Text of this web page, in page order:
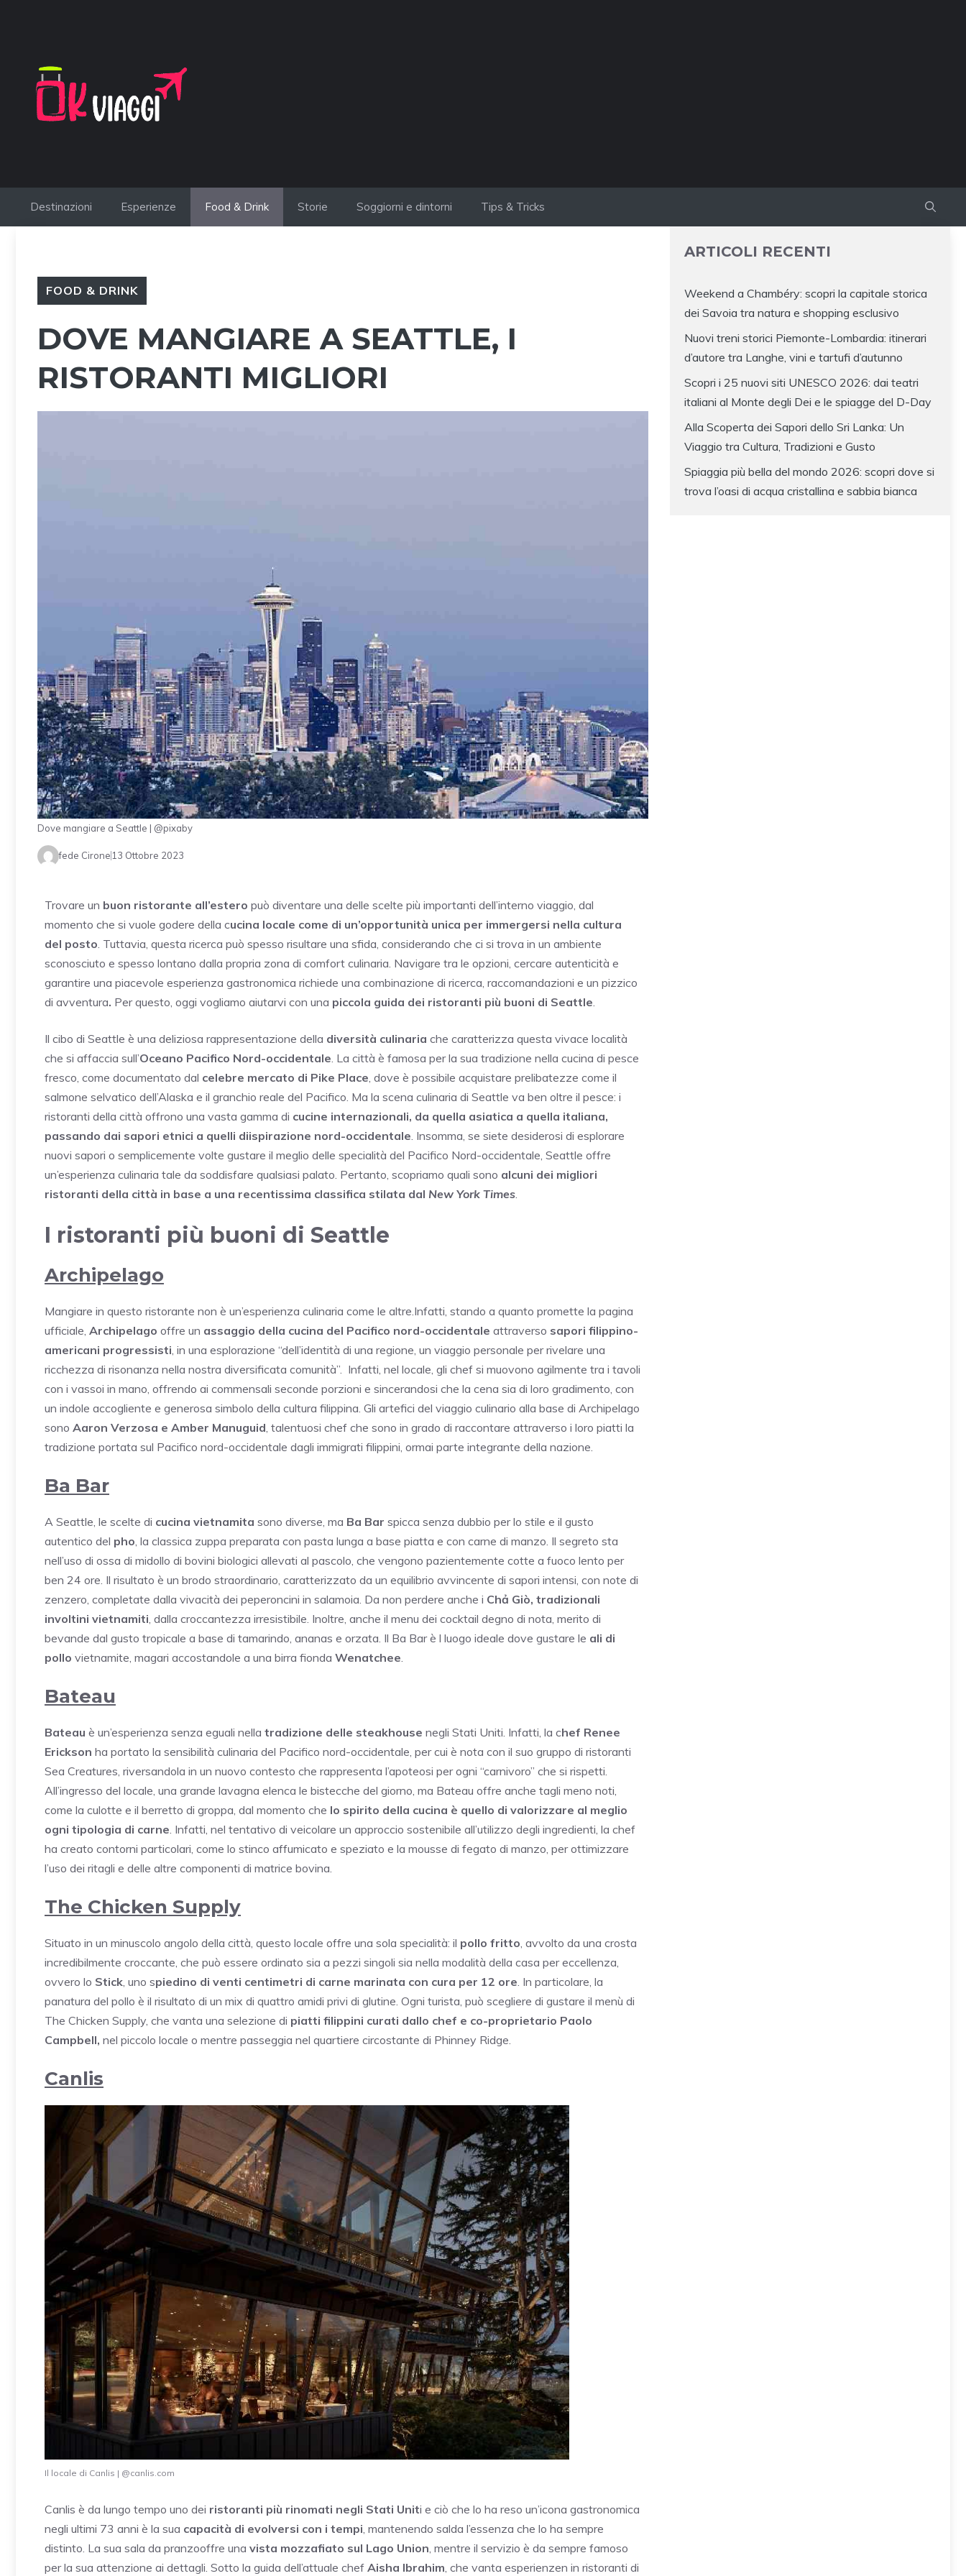
Destinazioni Esperienze Food & Drink Storie Soggiorni e dintorni Tips & Tricks
FOOD & DRINK
DOVE MANGIARE A SEATTLE, I
RISTORANTI MIGLIORI
Dove mangiare a Seattle | @pixaby
fede Cirone13 Ottobre 2023
Trovare un buon ristorante all’estero può diventare una delle scelte più importanti dell’interno viaggio, dal
momento che si vuole godere della cucina locale come di un’opportunità unica per immergersi nella cultura
del posto . Tuttavia, questa ricerca può spesso risultare una sfida, considerando che ci si trova in un ambiente
sconosciuto e spesso lontano dalla propria zona di comfort culinaria. Navigare tra le opzioni, cercare autenticità e
garantire una piacevole esperienza gastronomica richiede una combinazione di ricerca, raccomandazioni e un pizzico
di avventura. Per questo, oggi vogliamo aiutarvi con una piccola guida dei ristoranti più buoni di Seattle
Il cibo di Seattle è una deliziosa rappresentazione della diversità culinaria che caratterizza questa vivace località
che si affaccia sull’Oceano Pacifico Nord-occidentale . La città è famosa per la sua tradizione nella cucina di pesce
fresco, come documentato dal celebre mercato di Pike Place , dove è possibile acquistare prelibatezze come il
salmone selvatico dell’Alaska e il granchio reale del Pacifico. Ma la scena culinaria di Seattle va ben oltre il pesce: i
ristoranti della città offrono una vasta gamma di cucine internazionali, da quella asiatica a quella italiana,
passando dai sapori etnici a quelli diispirazione nord-occidentale . Insomma, se siete desiderosi di esplorare
nuovi sapori o semplicemente volte gustare il meglio delle specialità del Pacifico Nord-occidentale, Seattle offre
un’esperienza culinaria tale da soddisfare qualsiasi palato. Pertanto, scopriamo quali sono alcuni dei migliori
ristoranti della città in base a una recentissima classifica stilata dal New York Times
I ristoranti più buoni di Seattle
Archipelago
Mangiare in questo ristorante non è un’esperienza culinaria come le altre.Infatti, stando a quanto promette la pagina
ufficiale, Archipelago offre un assaggio della cucina del Pacifico nord-occidentale attraverso sapori filippino-
americani progressisti , in una esplorazione “dell’identità di una regione, un viaggio personale per rivelare una
ricchezza di risonanza nella nostra diversificata comunità”. Infatti, nel locale, gli chef si muovono agilmente tra i tavoli
con i vassoi in mano, offrendo ai commensali seconde porzioni e sincerandosi che la cena sia di loro gradimento, con
un indole accogliente e generosa simbolo della cultura filippina. Gli artefici del viaggio culinario alla base di Archipelago
sono Aaron Verzosa e Amber Manuguid , talentuosi chef che sono in grado di raccontare attraverso i loro piatti la
tradizione portata sul Pacifico nord-occidentale dagli immigrati filippini, ormai parte integrante della nazione.
Ba Bar
A Seattle, le scelte di cucina vietnamita sono diverse, ma Ba Bar spicca senza dubbio per lo stile e il gusto
autentico del pho , la classica zuppa preparata con pasta lunga a base piatta e con carne di manzo. Il segreto sta
nell’uso di ossa di midollo di bovini biologici allevati al pascolo, che vengono pazientemente cotte a fuoco lento per
ben 24 ore. Il risultato è un brodo straordinario, caratterizzato da un equilibrio avvincente di sapori intensi, con note di
zenzero, completate dalla vivacità dei peperoncini in salamoia. Da non perdere anche i Chả Giò, tradizionali
involtini vietnamiti , dalla croccantezza irresistibile. Inoltre, anche il menu dei cocktail degno di nota, merito di
bevande dal gusto tropicale a base di tamarindo, ananas e orzata. Il Ba Bar è l luogo ideale dove gustare le ali di
pollo vietnamite, magari accostandole a una birra fionda Wenatchee
Bateau
Bateau è un’esperienza senza eguali nella tradizione delle steakhouse negli Stati Uniti. Infatti, la chef Renee
Erickson ha portato la sensibilità culinaria del Pacifico nord-occidentale, per cui è nota con il suo gruppo di ristoranti
Sea Creatures, riversandola in un nuovo contesto che rappresenta l’apoteosi per ogni “carnivoro” che si rispetti.
All’ingresso del locale, una grande lavagna elenca le bistecche del giorno, ma Bateau offre anche tagli meno noti,
come la culotte e il berretto di groppa, dal momento che lo spirito della cucina è quello di valorizzare al meglio
ogni tipologia di carne . Infatti, nel tentativo di veicolare un approccio sostenibile all’utilizzo degli ingredienti, la chef
ha creato contorni particolari, come lo stinco affumicato e speziato e la mousse di fegato di manzo, per ottimizzare
l’uso dei ritagli e delle altre componenti di matrice bovina.
The Chicken Supply
Situato in un minuscolo angolo della città, questo locale offre una sola specialità: il pollo fritto , avvolto da una crosta
incredibilmente croccante, che può essere ordinato sia a pezzi singoli sia nella modalità della casa per eccellenza,
ovvero lo Stick , uno spiedino di venti centimetri di carne marinata con cura per 12 ore . In particolare, la
panatura del pollo è il risultato di un mix di quattro amidi privi di glutine. Ogni turista, può scegliere di gustare il menù di
The Chicken Supply, che vanta una selezione di piatti filippini curati dallo chef e co-proprietario Paolo
Campbell, nel piccolo locale o mentre passeggia nel quartiere circostante di Phinney Ridge.
Canlis
Il locale di Canlis | @canlis.com
Canlis è da lungo tempo uno dei ristoranti più rinomati negli Stati Uniti e ciò che lo ha reso un’icona gastronomica
negli ultimi 73 anni è la sua capacità di evolversi con i tempi, mantenendo salda l’essenza che lo ha sempre
distinto. La sua sala da pranzooffre una vista mozzafiato sul Lago Union, mentre il servizio è da sempre famoso
per la sua attenzione ai dettagli. Sotto la guida dell’attuale chef Aisha Ibrahim, che vanta esperienzen in ristoranti di
ARTICOLI RECENTI
Weekend a Chambéry: scopri la capitale storica
dei Savoia tra natura e shopping esclusivo
Nuovi treni storici Piemonte-Lombardia: itinerari
d’autore tra Langhe, vini e tartufi d’autunno
Scopri i 25 nuovi siti UNESCO 2026: dai teatri
italiani al Monte degli Dei e le spiagge del D-Day
Alla Scoperta dei Sapori dello Sri Lanka: Un
Viaggio tra Cultura, Tradizioni e Gusto
Spiaggia più bella del mondo 2026: scopri dove si
trova l’oasi di acqua cristallina e sabbia bianca